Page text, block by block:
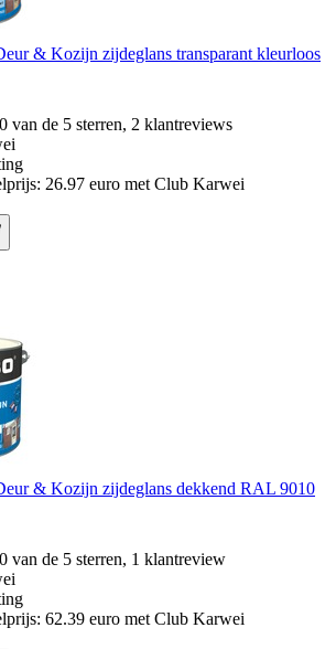
& Kozijn zijdeglans transparant kleurloos
van de 5 sterren, 2 klantreviews
26.97 euro met Club Karwei
& Kozijn zijdeglans dekkend RAL 9010
van de 5 sterren, 1 klantreview
62.39 euro met Club Karwei